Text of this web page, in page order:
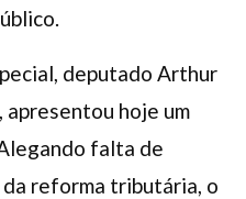
deputado Arthur
hoje um
falta de
da reforma tributária, o